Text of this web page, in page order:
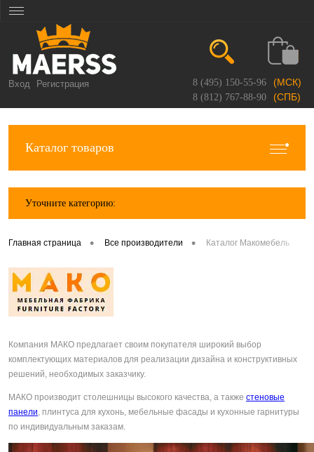
Вход Регистрация 8 (495) 150-55-96 (МСК)
8 (812) 767-88-90 (СПБ)
Каталог товаров
Уточните категорию:
Главная страница • Все производители • Каталог Макомебель
Компания МАКО предлагает своим покупателя широкий выбор
комплектующих материалов для реализации дизайна и конструктивных
решений, необходимых заказчику.
МАКО производит столешницы высокого качества, а также стеновые
панели, плинтуса для кухонь, мебельные фасады и кухонные гарнитуры
по индивидуальным заказам.